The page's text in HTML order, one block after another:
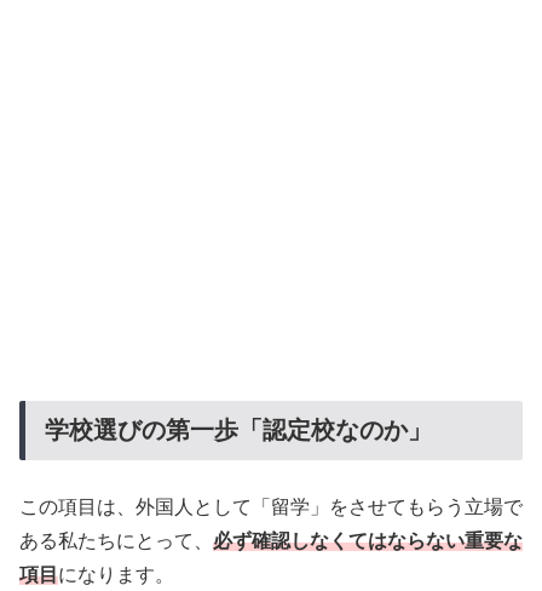
学校選びの第一歩「認定校なのか」
この項目は、外国人として「留学」をさせてもらう立場で
ある私たちにとって、 必ず確認しなくてはならない重要な
項目になります。